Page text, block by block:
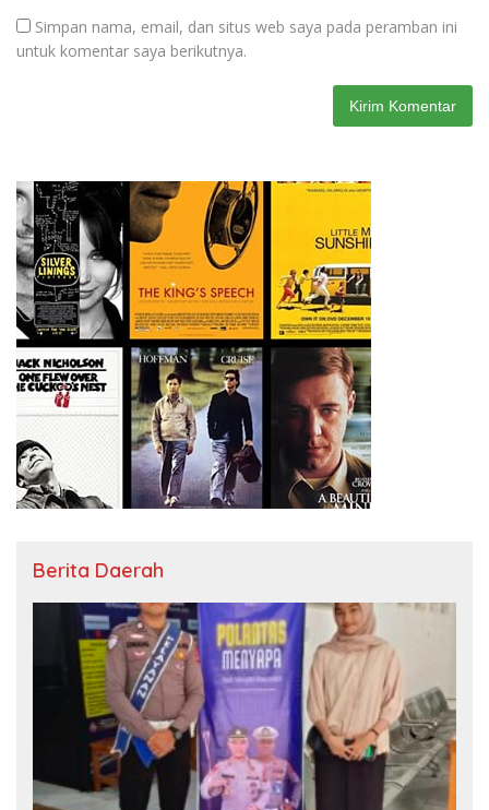
Simpan nama, email, dan situs web saya pada peramban ini
untuk komentar saya berikutnya.
Berita Daerah